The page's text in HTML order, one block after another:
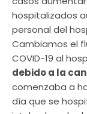
hospitalizados
personal del
Cambiamos el
COVID-19 al
debido a la
comenzaba a
día que se